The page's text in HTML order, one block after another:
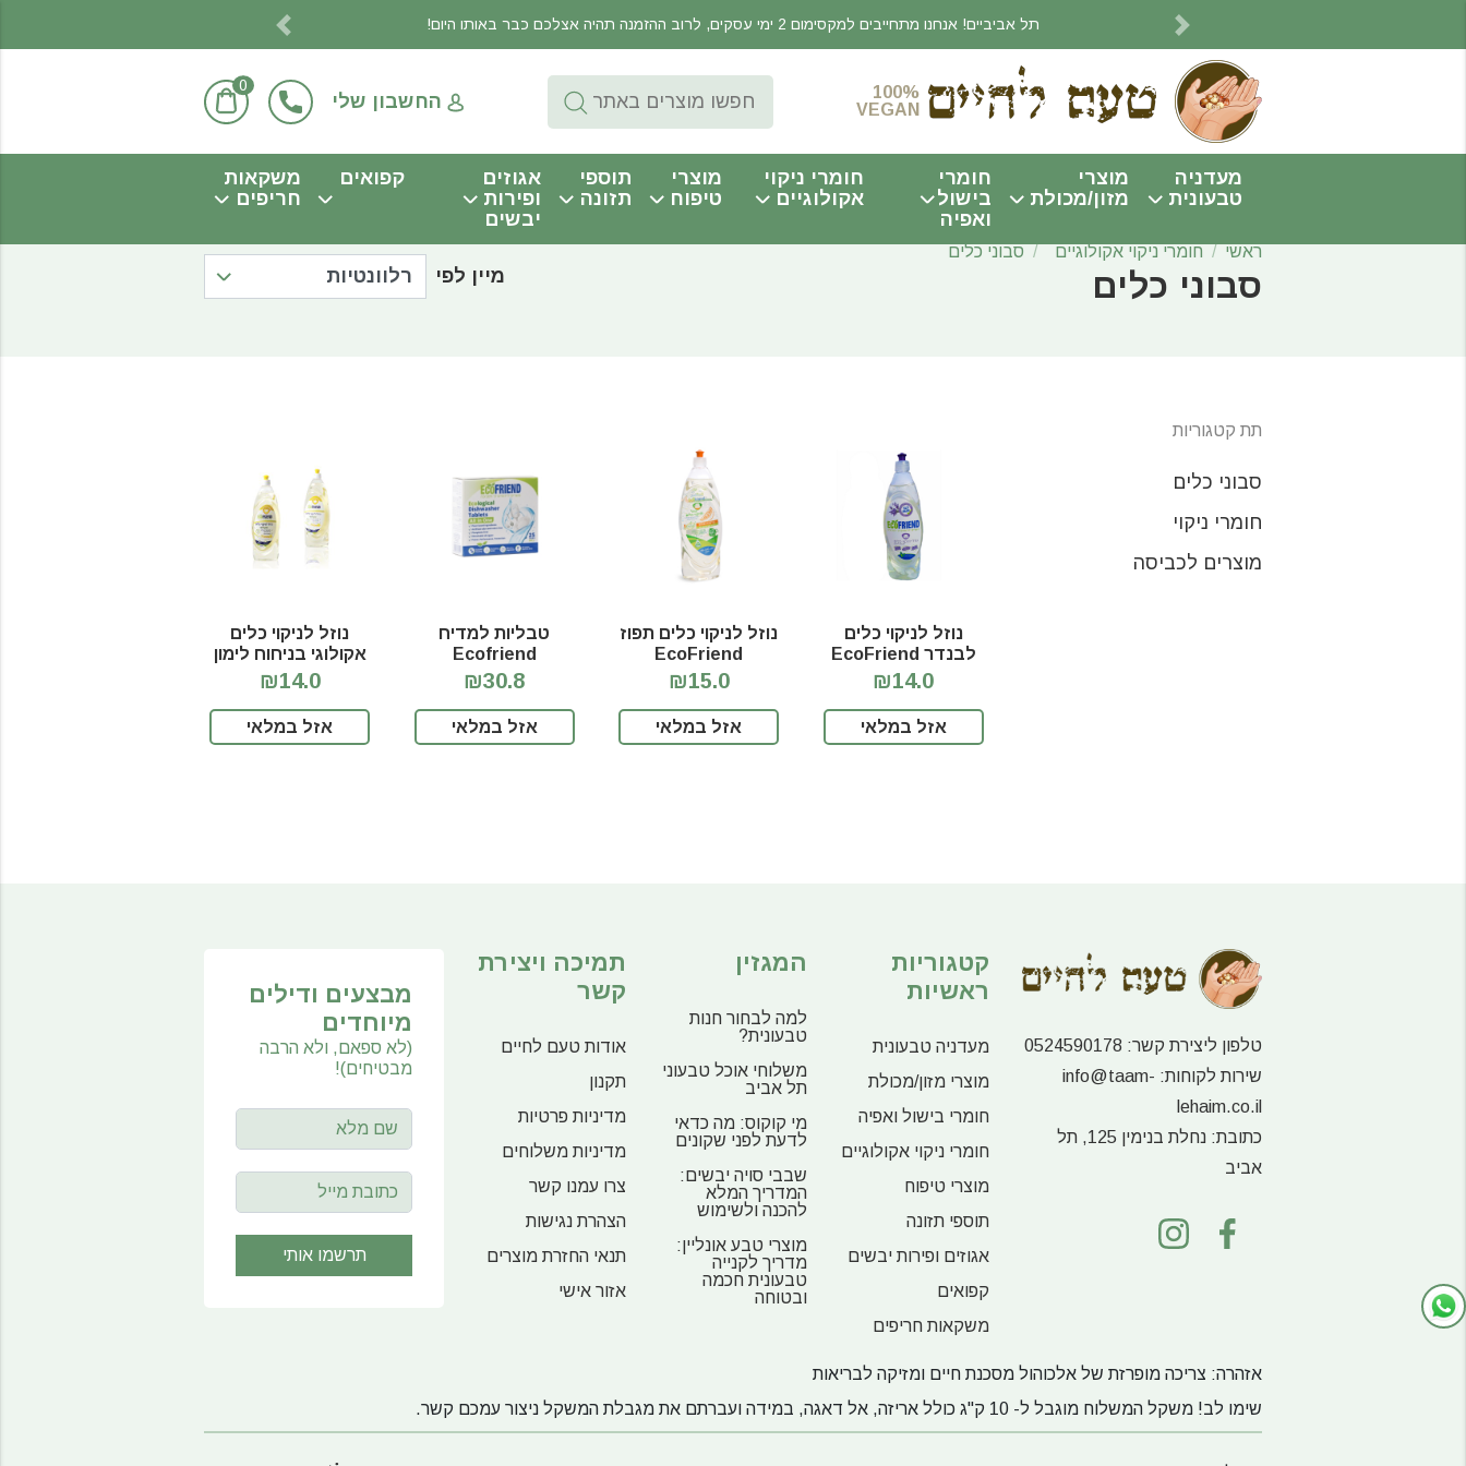
תל אביביים! אנחנו מתחייבים למקסימום 2 ימי עסקים, לרוב ההזמנה תהיה אצלכם כבר באותו היום!
Previous Next
100%
VEGAN
החשבון שלי
0
מעדניה
טבעונית
מוצרי
מזון/מכולת
חומרי
בישול
ואפיה
חומרי ניקוי
אקולוגיים
מוצרי
טיפוח
תוספי
תזונה
אגוזים
ופירות
יבשים
קפואים
משקאות
חריפים
ראשי חומרי ניקוי אקולוגיים סבוני כלים
סבוני כלים מיין לפי
תת קטגוריות
סבוני כלים
חומרי ניקוי
מוצרים לכביסה
נוזל לניקוי כלים
לבנדר EcoFriend
₪14.0
אזל במלאי
נוזל לניקוי כלים תפוז
EcoFriend
₪15.0
אזל במלאי
טבליות למדיח
Ecofriend
₪30.8
אזל במלאי
נוזל לניקוי כלים
אקולוגי בניחוח לימון
Ecofriend
₪14.0
אזל במלאי
טלפון ליצירת קשר: 0524590178
שירות לקוחות: info@taam-
lehaim.co.il
כתובת:
נחלת בנימין 125, תל
אביב
קטגוריות
ראשיות
מעדניה טבעונית
מוצרי מזון/מכולת
חומרי בישול ואפיה
חומרי ניקוי אקולוגיים
מוצרי טיפוח
תוספי תזונה
אגוזים ופירות יבשים
קפואים
משקאות חריפים
המגזין
למה לבחור חנות
טבעונית?
משלוחי אוכל טבעוני
תל אביב
מי קוקוס: מה כדאי
לדעת לפני שקונים
שבבי סויה יבשים:
המדריך המלא
להכנה ולשימוש
מוצרי טבע אונליין:
מדריך לקנייה
טבעונית חכמה
ובטוחה
תמיכה ויצירת
קשר
אודות טעם לחיים
תקנון
מדיניות פרטיות
מדיניות משלוחים
צרו עמנו קשר
הצהרת נגישות
תנאי החזרת מוצרים
אזור אישי
מבצעים ודילים
מיוחדים
(לא ספאם, ולא הרבה
מבטיחים)!
אזהרה: צריכה מופרזת של אלכוהול מסכנת חיים ומזיקה לבריאות
שימו לב! משקל המשלוח מוגבל ל- 10 ק"ג כולל אריזה, אל דאגה, במידה ועברתם את מגבלת המשקל ניצור עמכם קשר.